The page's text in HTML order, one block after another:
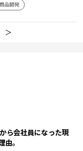
商品開発
＞
ら会社員になった現
。